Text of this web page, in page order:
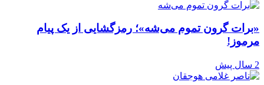
«برات گرون تموم می‌شه»؛ رمزگشایی از یک پیام
مرموز!
2 سال پیش